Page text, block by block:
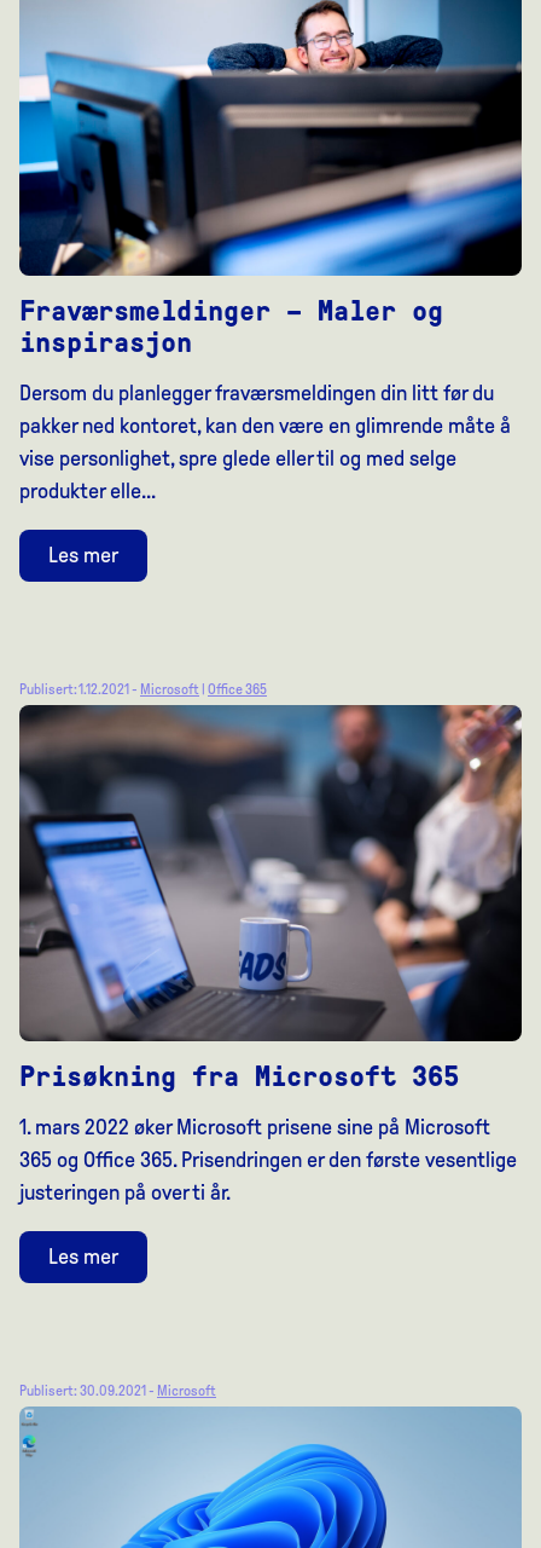
Fraværsmeldinger – Maler og
inspirasjon
Dersom du planlegger fraværsmeldingen din litt før du
pakker ned kontoret, kan den være en glimrende måte å
vise personlighet, spre glede eller til og med selge
produkter elle...
Les mer
Publisert: 1.12.2021 - Microsoft Office 365
Prisøkning fra Microsoft 365
1. mars 2022 øker Microsoft prisene sine på Microsoft
365 og Office 365. Prisendringen er den første vesentlige
justeringen på over ti år.
Les mer
Publisert: 30.09.2021 - Microsoft